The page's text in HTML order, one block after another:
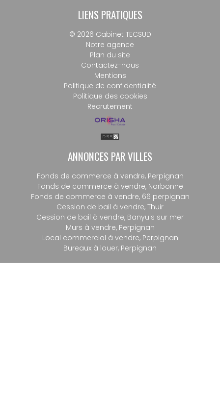
LIENS PRATIQUES
© 2026 Cabinet TECSUD
Notre agence
Plan du site
Contactez-nous
Mentions
Politique de confidentialité
Politique des cookies
Recrutement
ANNONCES PAR VILLES
Fonds de commerce à vendre, Perpignan
Fonds de commerce à vendre, Narbonne
Fonds de commerce à vendre, 66 perpignan
Cession de bail à vendre, Thuir
Cession de bail à vendre, Banyuls sur mer
Murs à vendre, Perpignan
Local commercial à vendre, Perpignan
Bureaux à louer, Perpignan